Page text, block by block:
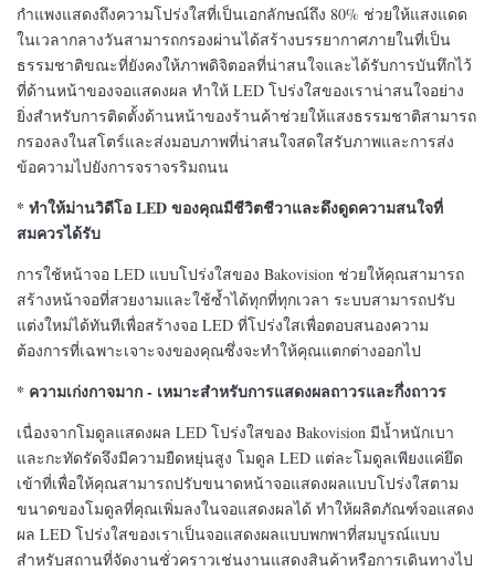
กำแพงแสดงถึงความโปร่งใสที่เป็นเอกลักษณ์ถึง 80% ช่วยให้แสงแดด
ในเวลากลางวันสามารถกรองผ่านได้สร้างบรรยากาศภายในที่เป็น
ธรรมชาติขณะที่ยังคงให้ภาพดิจิตอลที่น่าสนใจและได้รับการบันทึกไว้
ที่ด้านหน้าของจอแสดงผล ทำให้ LED โปร่งใสของเราน่าสนใจอย่าง
ยิ่งสำหรับการติดตั้งด้านหน้าของร้านค้าช่วยให้แสงธรรมชาติสามารถ
กรองลงในสโตร์และส่งมอบภาพที่น่าสนใจสดใสรับภาพและการส่ง
ข้อความไปยังการจราจรริมถนน
* ทำให้ม่านวิดีโอ LED ของคุณมีชีวิตชีวาและดึงดูดความสนใจที่
สมควรได้รับ
การใช้หน้าจอ LED แบบโปร่งใสของ Bakovision ช่วยให้คุณสามารถ
สร้างหน้าจอที่สวยงามและใช้ซ้ำได้ทุกที่ทุกเวลา ระบบสามารถปรับ
แต่งใหม่ได้ทันทีเพื่อสร้างจอ LED ที่โปร่งใสเพื่อตอบสนองความ
ต้องการที่เฉพาะเจาะจงของคุณซึ่งจะทำให้คุณแตกต่างออกไป
* ความเก่งกาจมาก - เหมาะสำหรับการแสดงผลถาวรและกึ่งถาวร
เนื่องจากโมดูลแสดงผล LED โปร่งใสของ Bakovision มีน้ำหนักเบา
และกะทัดรัดจึงมีความยืดหยุ่นสูง โมดูล LED แต่ละโมดูลเพียงแค่ยึด
เข้าที่เพื่อให้คุณสามารถปรับขนาดหน้าจอแสดงผลแบบโปร่งใสตาม
ขนาดของโมดูลที่คุณเพิ่มลงในจอแสดงผลได้ ทำให้ผลิตภัณฑ์จอแสดง
ผล LED โปร่งใสของเราเป็นจอแสดงผลแบบพกพาที่สมบูรณ์แบบ
สำหรับสถานที่จัดงานชั่วคราวเช่นงานแสดงสินค้าหรือการเดินทางไป